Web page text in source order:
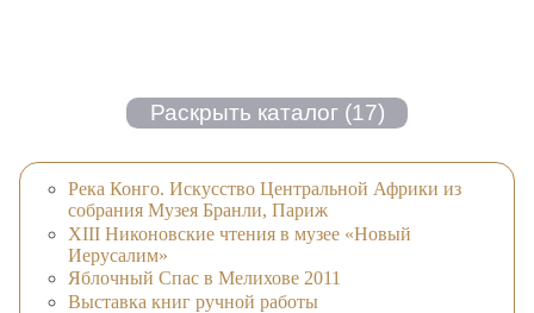
Река Конго. Искусство Центральной Африки из
собрания Музея Бранли, Париж
XIII Никоновские чтения в музее «Новый
Иерусалим»
Яблочный Спас в Мелихове 2011
Выставка книг ручной работы